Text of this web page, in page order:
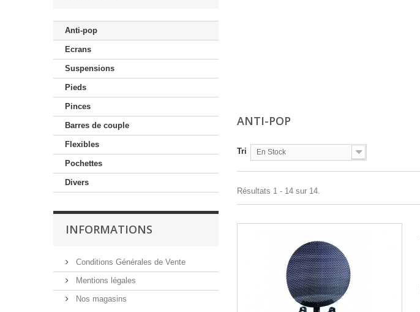
Anti-pop
Ecrans
Suspensions
Pieds
Pinces
Barres de couple
Flexibles
Pochettes
Divers
INFORMATIONS
Conditions Générales de Vente
Mentions légales
Nos magasins
ANTI-POP
Tri En Stock
Résultats 1 - 14 sur 14.